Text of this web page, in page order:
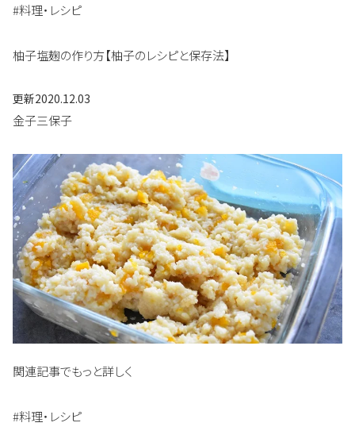
#料理・レシピ
柚子塩麹の作り方【柚子のレシピと保存法】
更新2020.12.03
金子三保子
関連記事でもっと詳しく
#料理・レシピ